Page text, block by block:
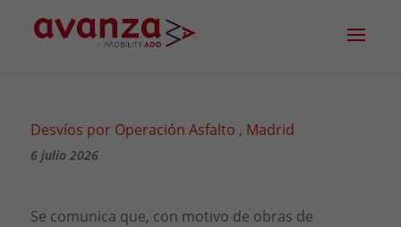
Desvíos por Operación Asfalto , Madrid
6 julio 2026
Se comunica que, con motivo de obras de